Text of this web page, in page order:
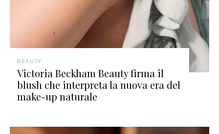
BEAUTY
Victoria Beckham Beauty firma il
blush che interpreta la nuova era del
make-up naturale